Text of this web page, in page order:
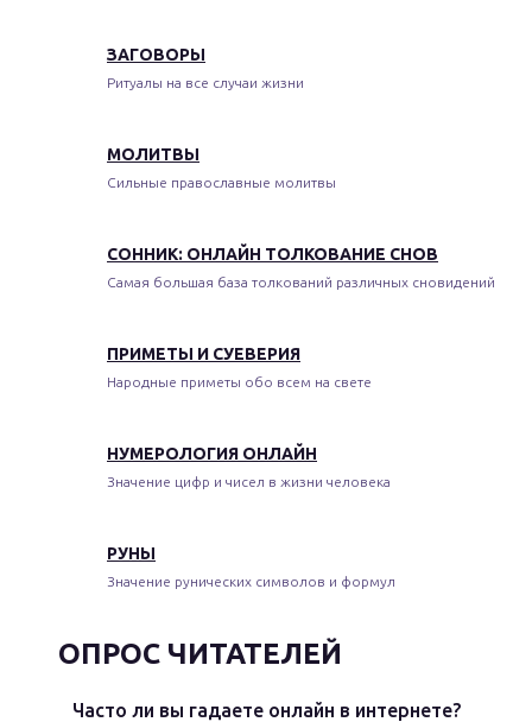
ЗАГОВОРЫ
Ритуалы на все случаи жизни
МОЛИТВЫ
Сильные православные молитвы
СОННИК: ОНЛАЙН ТОЛКОВАНИЕ СНОВ
Самая большая база толкований различных сновидений
ПРИМЕТЫ И СУЕВЕРИЯ
Народные приметы обо всем на свете
НУМЕРОЛОГИЯ ОНЛАЙН
Значение цифр и чисел в жизни человека
РУНЫ
Значение рунических символов и формул
ОПРОС ЧИТАТЕЛЕЙ
Часто ли вы гадаете онлайн в интернете?